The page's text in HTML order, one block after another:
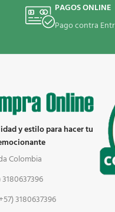
PAGOS ONLINE
Pago contra
y estilo para hacer tu
Colombia
3180637396